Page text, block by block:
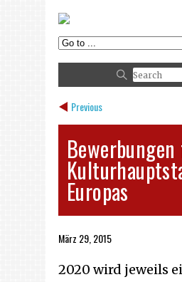
Previous
Europas
März 29, 2015
2020 wird jeweils